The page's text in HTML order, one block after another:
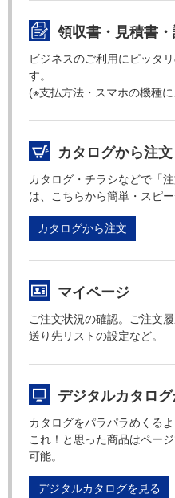
領収書・見積書
ビジネスのご利用にピッタ
す。
(※支払方法・スマホの機種
カタログから注文
カタログ・チラシなどで「
は、こちらから簡単・スピー
カタログから注文
マイページ
ご注文状況の確認。ご注文
送り先リストの設定など。
デジタルカタログ
カタログをパラパラめくるよ
これ！と思った商品はペー
可能。
デジタルカタログを見る